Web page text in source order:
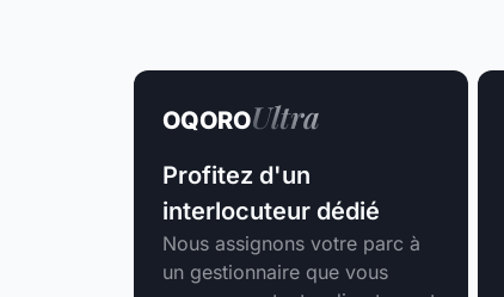
OQOROUltra
Profitez d'un
interlocuteur dédié
Nous assignons votre parc à
un gestionnaire que vous